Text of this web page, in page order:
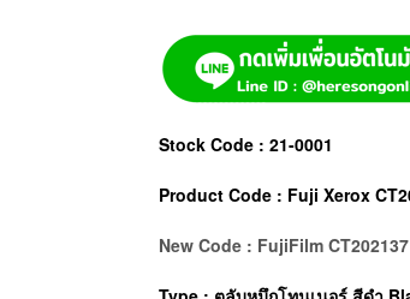
Stock Code : 21-0001
Product Code : Fuji Xerox
New Code : FujiFilm